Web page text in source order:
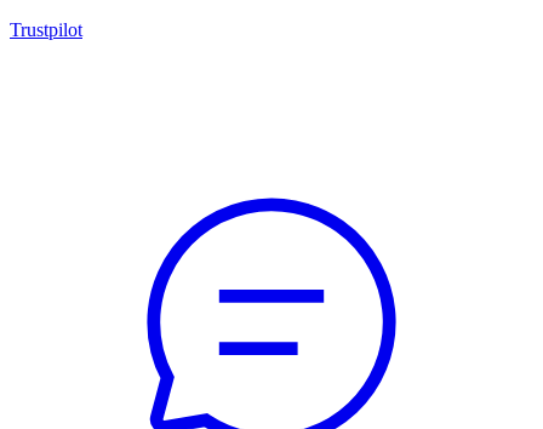
Trustpilot